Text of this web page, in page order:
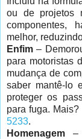
ou de projetos
componentes,
melhor,
Enfim –
para motoristas
mudança de
saber mantê-lo
proteger os
para fuga.
5233.
Homenagem
–